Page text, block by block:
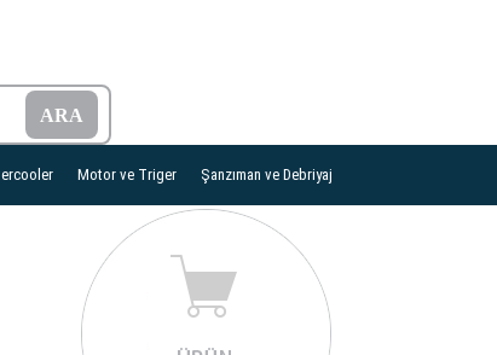
Motor ve Triger Şanzıman ve Debriyaj